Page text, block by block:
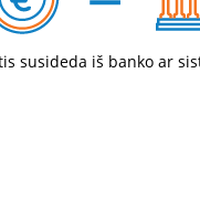
susideda iš banko ar